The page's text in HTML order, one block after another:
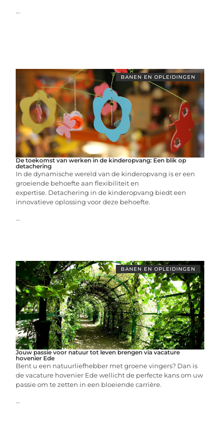
...
BANEN EN OPLEIDINGEN
De toekomst van werken in de kinderopvang: Een blik op
detachering
In de dynamische wereld van de kinderopvang is er een
groeiende behoefte aan flexibiliteit en
expertise. Detachering in de kinderopvang biedt een
innovatieve oplossing voor deze behoefte.
...
BANEN EN OPLEIDINGEN
Jouw passie voor natuur tot leven brengen via vacature
hovenier Ede
Bent u een natuurliefhebber met groene vingers? Dan is
de vacature hovenier Ede wellicht de perfecte kans om uw
passie om te zetten in een bloeiende carrière.
...